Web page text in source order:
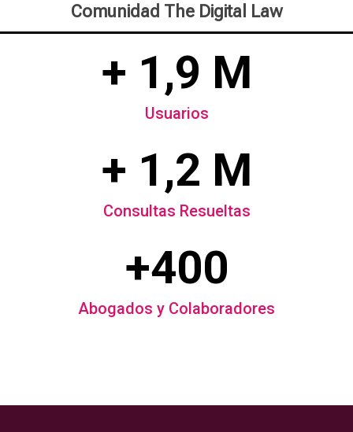
Comunidad The Digital Law
+ 1,9 M
Usuarios
+ 1,2 M
Consultas Resueltas
+400
Abogados y Colaboradores